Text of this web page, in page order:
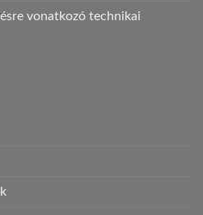
vonatkozó technikai